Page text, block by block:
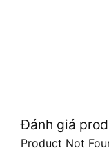
Đánh giá
Product Not